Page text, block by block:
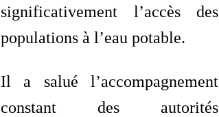
significativement l’accès des
populations à l’eau potable.
Il a salué l’accompagnement
constant des autorités